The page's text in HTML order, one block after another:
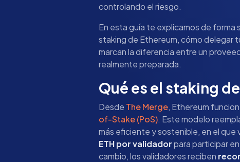
controlando el riesgo.
En esta guía te explicamos de
staking de Ethereum, cómo delegar
marcan la diferencia entre un
realmente preparada.
Qué es el staking
Desde The Merge, Ethereum
of-Stake (PoS). Este modelo
más eficiente y sostenible, en el
ETH por validadorpara participar
cambio, los validadores reciben